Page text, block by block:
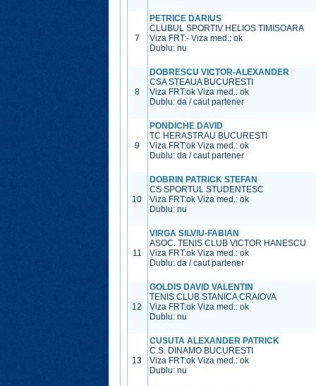
7
PETRICE DARIUS
CLUBUL SPORTIV HELIOS TIMISOARA
Viza FRT:- Viza med.:ok
Dublu: nu
8
DOBRESCU VICTOR-ALEXANDER
CSA STEAUA BUCURESTI
Viza FRT:ok Viza med.:ok
Dublu: da / caut partener
9
PONDICHE DAVID
TC HERASTRAU BUCURESTI
Viza FRT:ok Viza med.:ok
Dublu: da / caut partener
10
DOBRIN PATRICK STEFAN
CS SPORTUL STUDENTESC
Viza FRT:ok Viza med.:ok
Dublu: nu
11
VIRGA SILVIU-FABIAN
ASOC. TENIS CLUB VICTOR HANESCU
Viza FRT:ok Viza med.:ok
Dublu: da / caut partener
12
GOLDIS DAVID VALENTIN
TENIS CLUB STANICA CRAIOVA
Viza FRT:ok Viza med.:ok
Dublu: nu
13
CUSUTA ALEXANDER PATRICK
C.S. DINAMO BUCURESTI
Viza FRT:ok Viza med.:ok
Dublu: nu